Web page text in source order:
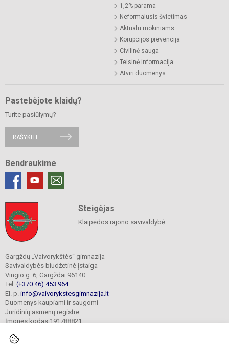
1,2% parama
Neformalusis švietimas
Aktualu mokiniams
Korupcijos prevencija
Civilinė sauga
Teisinė informacija
Atviri duomenys
Pastebėjote klaidų?
Turite pasiūlymų?
RAŠYKITE
Bendraukime
Steigėjas
Klaipėdos rajono savivaldybė
Gargždų „Vaivorykštės“ gimnazija
Savivaldybės biudžetinė įstaiga
Vingio g. 6, Gargždai 96140
Tel. (+370 46) 453 964
El. p. info@vaivorykstesgimnazija.lt
Duomenys kaupiami ir saugomi
Juridinių asmenų registre
Įmonės kodas 191788821